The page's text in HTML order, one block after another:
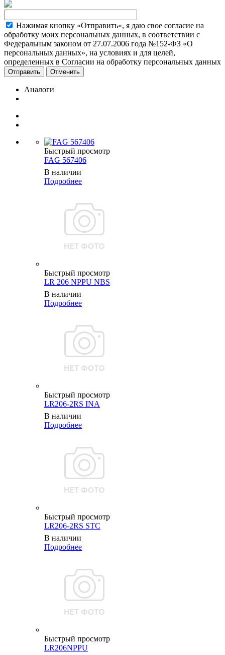
Нажимая кнопку «Отправить», я даю свое согласие на
обработку моих персональных данных, в соответствии с
Федеральным законом от 27.07.2006 года №152-ФЗ «О
персональных данных», на условиях и для целей,
определенных в Согласии на обработку персональных данных
Отменить
Аналоги
Быстрый просмотр
FAG 567406
В наличии
Подробнее
Быстрый просмотр
LR 206 NPPU NBS
В наличии
Подробнее
Быстрый просмотр
LR206-2RS INA
В наличии
Подробнее
Быстрый просмотр
LR206-2RS STC
В наличии
Подробнее
Быстрый просмотр
LR206NPPU